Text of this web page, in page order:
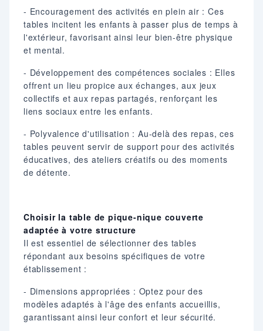
- Encouragement des activités en plein air : Ces
tables incitent les enfants à passer plus de temps à
l'extérieur, favorisant ainsi leur bien-être physique
et mental.
- Développement des compétences sociales : Elles
offrent un lieu propice aux échanges, aux jeux
collectifs et aux repas partagés, renforçant les
liens sociaux entre les enfants.
- Polyvalence d'utilisation : Au-delà des repas, ces
tables peuvent servir de support pour des activités
éducatives, des ateliers créatifs ou des moments
de détente.
Choisir la table de pique-nique couverte
adaptée à votre structure
Il est essentiel de sélectionner des tables
répondant aux besoins spécifiques de votre
établissement :
- Dimensions appropriées : Optez pour des
modèles adaptés à l'âge des enfants accueillis,
garantissant ainsi leur confort et leur sécurité.